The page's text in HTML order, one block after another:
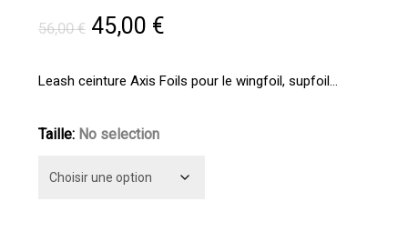
56,00€ Le
initial
56,00 €.
45,00 €Le
actuel
Leash ceinture Axis Foils pour le wingfoil, supfoil…
Taille: No selection